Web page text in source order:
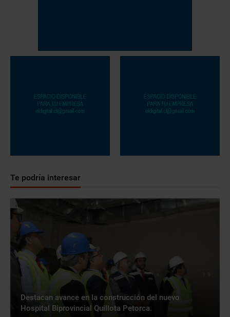
Te podría interesar
Destacan avance en la construcción del nuevo
Hospital Biprovincial Quillota Petorca.